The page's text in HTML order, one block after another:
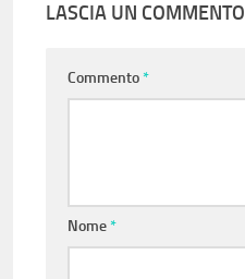
LASCIA UN COMMENTO
Commento*
Nome*